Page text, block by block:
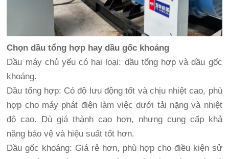
Chọn dầu tổng hợp hay dầu gốc khoáng
Dầu máy chủ yếu có hai loại: dầu tổng hợp và dầu gốc
khoáng.
Dầu tổng hợp: Có độ lưu động tốt và chịu nhiệt cao, phù
hợp cho máy phát điện làm việc dưới tải nặng và nhiệt
độ cao. Dù giá thành cao hơn, nhưng cung cấp khả
năng bảo vệ và hiệu suất tốt hơn.
Dầu gốc khoáng: Giá rẻ hơn, phù hợp cho điều kiện sử